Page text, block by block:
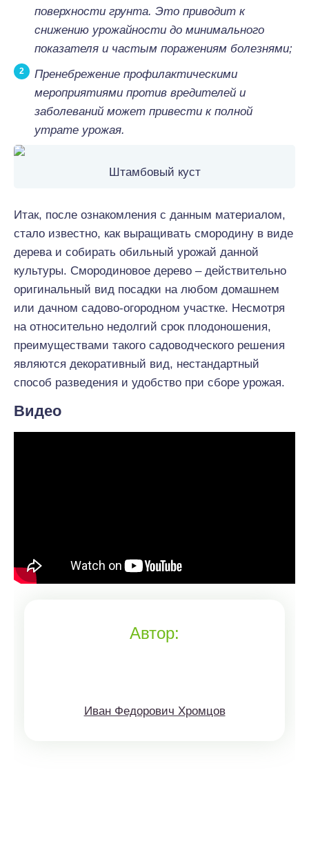
поверхности грунта. Это приводит к
снижению урожайности до минимального
показателя и частым поражениям болезнями;
Пренебрежение профилактическими
мероприятиями против вредителей и
заболеваний может привести к полной
утрате урожая.
Штамбовый куст
Итак, после ознакомления с данным материалом,
стало известно, как выращивать смородину в виде
дерева и собирать обильный урожай данной
культуры. Смородиновое дерево – действительно
оригинальный вид посадки на любом домашнем
или дачном садово-огородном участке. Несмотря
на относительно недолгий срок плодоношения,
преимуществами такого садоводческого решения
являются декоративный вид, нестандартный
способ разведения и удобство при сборе урожая.
Видео
Автор:
Иван Федорович Хромцов